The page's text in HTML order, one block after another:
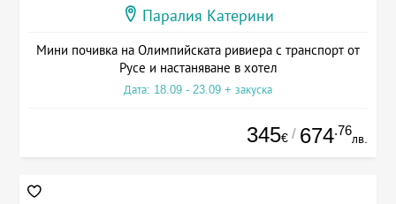
Паралия Катерини
Мини почивка на Олимпийската ривиера с транспорт от
Русе и настаняване в хотел
Дата: 18.09 - 23.09 + закуска
345€ / 674.76
лв.